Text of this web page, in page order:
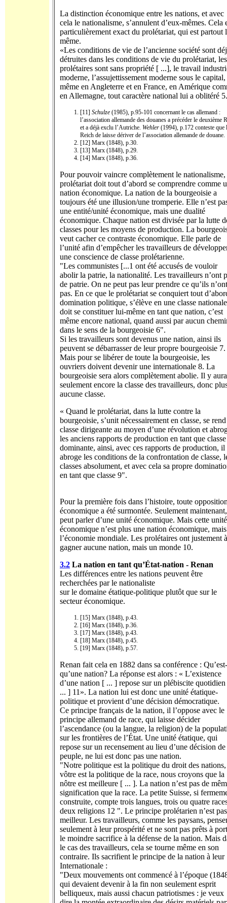
La distinction économique entre les nations, et avec
cela le nationalisme, s’annulent d’eux-mêmes. Cela
particulièrement exact du prolétariat, qui est partout
même.
«Les conditions de vie de l’ancienne société sont
détruites dans les conditions de vie du prolétariat, les
prolétaires sont sans propriété [ ...], le travail
moderne, l’assujettissement moderne sous le
même en Angleterre et en France, en Amérique
en Allemagne, tout caractère national lui a oblitéré
[11] Schulze (1985), p.95-101 concernant le cas allemand :
l’association allemande des douanes a précéder le deuxième
et a déjà exclu l’Autriche. Wehler (1994), p.172 conteste que
Reich de laisse dériver de l’association allemande de douane.
[12] Marx (1848), p.30.
[13] Marx (1848), p.29.
[14] Marx (1848), p.36.
Pour pouvoir vaincre complètement le nationalisme,
prolétariat doit tout d’abord se comprendre comme
nation économique. La nation de la bour­geoisie a
toujours été une illusion/une tromperie. Elle n’est
une entité/unité économique, mais une dualité
économique. Chaque nation est divisée par la lutte
classes pour les moyens de production. La
veut cacher ce contraste économique. Elle parle de
l’unité afin d’empêcher les travailleurs de
une conscience de classe prolétarienne.
"Les communistes [...1 ont été accusés de vouloir
abolir la patrie, la nationalité. Les travailleurs n’ont
de patrie. On ne peut pas leur prendre ce qu’ils n’ont
pas. En ce que le prolétariat se conquiert tout
domination politique, s’élève en une classe
doit se constituer lui-même en tant que nation, c’est
même encore national, quand aussi par aucun
dans le sens de la bourgeoisie 6".
Si les travailleurs sont devenus une nation, ainsi ils
peuvent se débarrasser de leur propre bourgeoisie 7.
Mais pour se libérer de toute la bourgeoisie, les
ouvriers doivent devenir une internationale 8. La
bourgeoisie sera alors complètement abolie. Il y aura
seulement encore la classe des travailleurs, donc
aucune classe.
« Quand le prolétariat, dans la lutte contre la
bourgeoisie, s’unit nécessairement en classe, se rend
classe dirigeante au moyen d’une révolution et
les anciens rapports de production en tant que classe
dominante, ainsi, avec ces rapports de production, il
abroge les conditions de la confrontation de classe,
classes absolument, et avec cela sa propre
en tant que classe 9".
Pour la première fois dans l’histoire, toute
économique a été surmon­tée. Seulement
peut parler d’une unité économique. Mais cette unité
économique n’est plus une nation économique, mais
l’économie mondiale. Les prolétaires ont justement à
gagner aucune nation, mais un monde 10.
3.2 La nation en tant qu’État-nation - Renan
Les différences entre les nations peuvent être
recherchées par le nationaliste
sur le domaine étatique-politique plutôt que sur le
secteur économique.
[15] Marx (1848), p.43.
[16] Marx (1848), p.36.
[17] Marx (1848), p.43.
[18] Marx (1848), p.45.
[19] Marx (1848), p.57.
Renan fait cela en 1882 dans sa conférence :
qu’une nation? La réponse est alors : « L’existence
d’une nation [ ... ] repose sur un plébiscite
... ] 11». La nation lui est donc une unité étatique-
politique et provient d’une décision démocratique.
Ce principe français de la nation, il l’oppose avec le
principe allemand de race, qui laisse décider
l’ascendance (ou la langue, la religion) de la
sur les frontières de l’État. Une unité étatique, qui
repose sur un recensement au lieu d’une décision de
peuple, ne lui est donc pas une nation.
"Notre politique est la politique du droit des
vôtre est la politique de la race, nous croyons que la
nôtre est meilleure [ ... ]. La nation n’est pas de
signification que la race. La petite Suisse, si
construite, compte trois langues, trois ou quatre
deux religions 12 ". Le principe prolétarien n’est pas
meilleur. Les travailleurs, comme les paysans,
seulement à leur prospérité et ne sont pas prêts à
le moindre sacrifice à la défense de la nation. Mais
le cas des travailleurs, cela se tourne même en son
contraire. Ils sacrifient le principe de la nation à leur
Internationale :
"Deux mouvements ont commencé à l’époque
qui devaient devenir à la fin non seulement esprit
belliqueux, mais aussi chacun patriotismes : je veux